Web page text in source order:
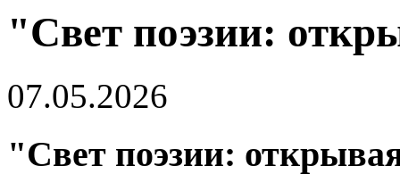
"Свет поэзии:
07.05.2026
"Свет поэзии: